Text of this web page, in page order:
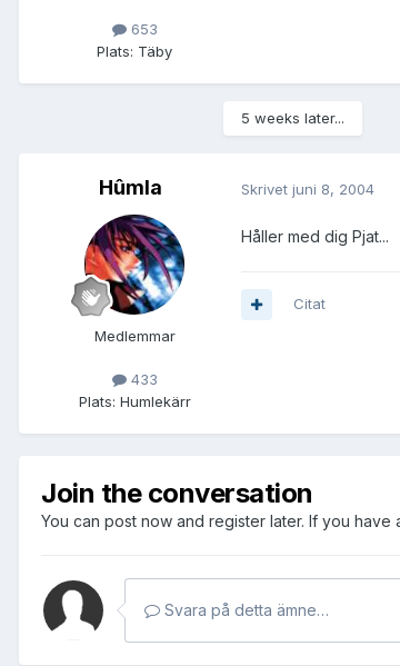
653
Plats: Täby
5 weeks later...
Hûmla
Medlemmar
433
Plats: Humlekärr
Skrivet juni 8, 2004
Håller med dig Pjat...
Citat
Join the conversation
You can post now and register later. If you have
Svara på detta ämne…